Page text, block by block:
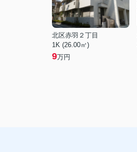
北区赤羽２丁目
1K (26.00㎡)
9万円